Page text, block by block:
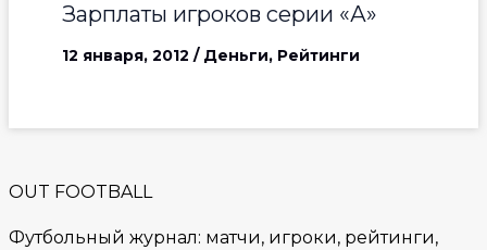
Зарплаты игроков серии «А»
12 января, 2012 / Деньги, Рейтинги
OUT FOOTBALL
Футбольный журнал: матчи, игроки, рейтинги,